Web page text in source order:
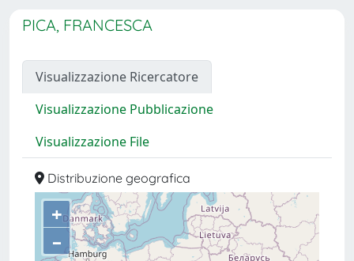
PICA, FRANCESCA
Visualizzazione Ricercatore
Visualizzazione Pubblicazione
Visualizzazione File
Distribuzione geografica
+
–